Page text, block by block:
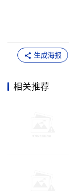
2、单一共享文
强大 RAID
的安全等级。
ARC)，以及
4、支持WORM
的数据只能写入
生成海报
相关推荐